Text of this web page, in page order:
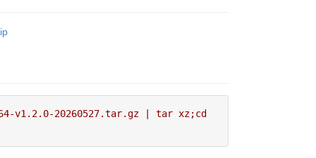
v1.2.0-20260527.tar.gz | tar xz;cd